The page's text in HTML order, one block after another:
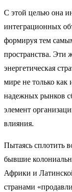
С этой целью она
интеграционных
формируя тем
пространства. Эти
энергетическая
мире не только как
надежных рынков
элемент
влияния.
Пытаясь сплотить
бывшие
Африки и
странами